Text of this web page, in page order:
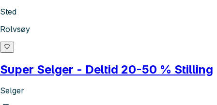
Sted
Rolvsøy
Super Selger - Deltid 20-50 % Stilling
Selger